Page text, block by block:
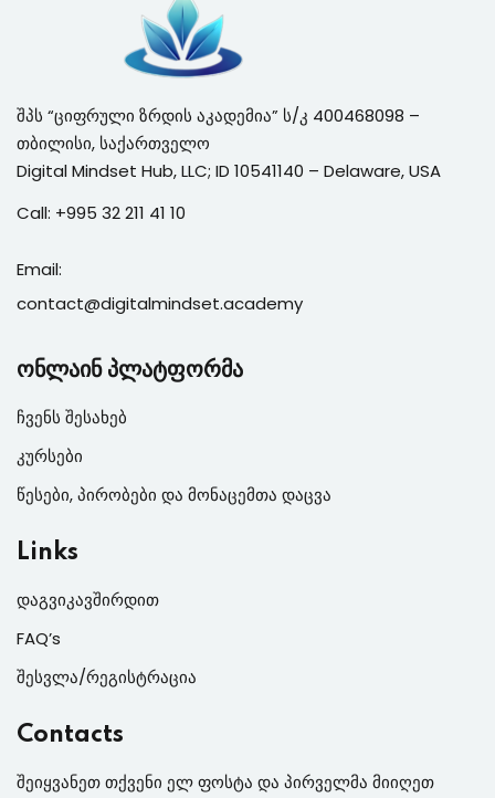
შპს “ციფრული ზრდის აკადემია” ს/კ 400468098 –
თბილისი, საქართველო
Digital Mindset Hub, LLC; ID 10541140 – Delaware, USA
Call: +995 32 211 41 10
Email:
contact@digitalmindset.academy
ონლაინ პლატფორმა
ჩვენს შესახებ
კურსები
წესები, პირობები და მონაცემთა დაცვა
Links
დაგვიკავშირდით
FAQ’s
შესვლა/რეგისტრაცია
Contacts
შეიყვანეთ თქვენი ელ ფოსტა და პირველმა მიიღეთ